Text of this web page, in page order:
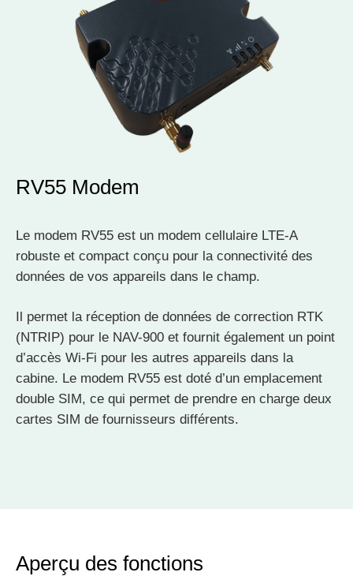
RV55 Modem
Le modem RV55 est un modem cellulaire LTE-A
robuste et compact conçu pour la connectivité des
données de vos appareils dans le champ.
Il permet la réception de données de correction RTK
(NTRIP) pour le NAV-900 et fournit également un point
d’accès Wi-Fi pour les autres appareils dans la
cabine. Le modem RV55 est doté d’un emplacement
double SIM, ce qui permet de prendre en charge deux
cartes SIM de fournisseurs différents.
Aperçu des fonctions